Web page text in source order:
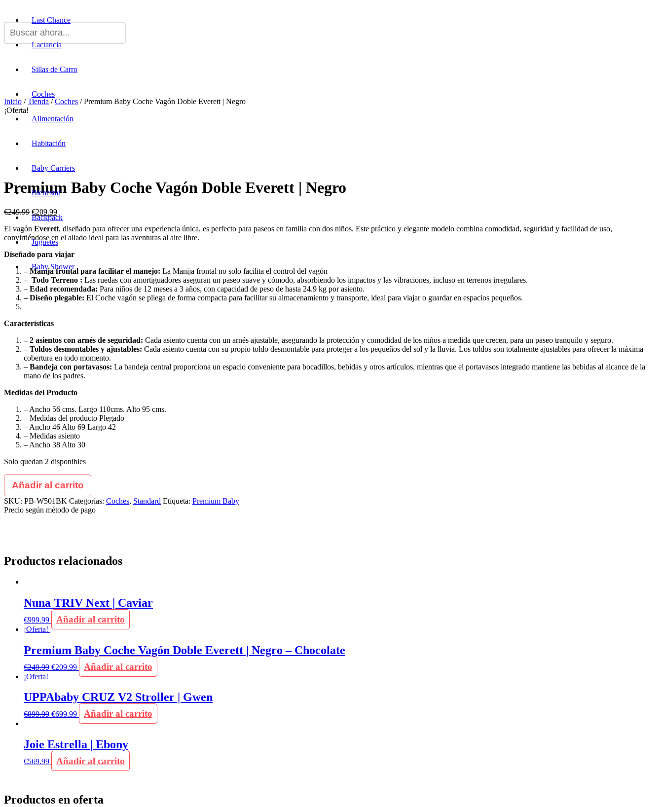
Last Chance
Lactancia
Sillas de Carro
Coches
Alimentación
Habitación
Baby Carriers
Bienestar
Backpack
Juguetes
Baby Shower
Inicio /Tienda /Coches / Premium Baby Coche Vagón Doble Everett | Negro
¡Oferta!
Premium Baby Coche Vagón Doble Everett | Negro
€249.99 €209.99
El vagón Everett, diseñado para ofrecer una experiencia única, es perfecto para paseos en familia con dos niños. Este práctico y elegante modelo combina comodidad, seguridad y facilidad de uso,
convirtiéndose en el aliado ideal para las aventuras al aire libre.
Diseñado para viajar
– Manija frontal para facilitar el manejo: La Manija frontal no solo facilita el control del vagón
– Todo Terreno : Las ruedas con amortiguadores aseguran un paseo suave y cómodo, absorbiendo los impactos y las vibraciones, incluso en terrenos irregulares.
– Edad recomendada: Para niños de 12 meses a 3 años, con capacidad de peso de hasta 24.9 kg por asiento.
– Diseño plegable: El Coche vagón se pliega de forma compacta para facilitar su almacenamiento y transporte, ideal para viajar o guardar en espacios pequeños.
Características
– 2 asientos con arnés de seguridad: Cada asiento cuenta con un arnés ajustable, asegurando la protección y comodidad de los niños a medida que crecen, para un paseo tranquilo y seguro.
– Toldos desmontables y ajustables: Cada asiento cuenta con su propio toldo desmontable para proteger a los pequeños del sol y la lluvia. Los toldos son totalmente ajustables para ofrecer la máxima
cobertura en todo momento.
– Bandeja con portavasos: La bandeja central proporciona un espacio conveniente para bocadillos, bebidas y otros artículos, mientras que el portavasos integrado mantiene las bebidas al alcance de la
mano de los padres.
Medidas del Producto
– Ancho 56 cms. Largo 110cms. Alto 95 cms.
– Medidas del producto Plegado
– Ancho 46 Alto 69 Largo 42
– Medidas asiento
– Ancho 38 Alto 30
Solo quedan 2 disponibles
Añadir al carrito
SKU: PB-W501BK Categorías: Coches, Standard Etiqueta: Premium Baby
Precio según método de pago
Productos relacionados
Nuna TRIV Next | Caviar
€999.99 Añadir al carrito
¡Oferta!
Premium Baby Coche Vagón Doble Everett | Negro – Chocolate
€249.99 €209.99 Añadir al carrito
¡Oferta!
UPPAbaby CRUZ V2 Stroller | Gwen
€899.99 €699.99 Añadir al carrito
Joie Estrella | Ebony
€569.99 Añadir al carrito
Productos en oferta